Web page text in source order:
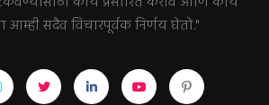
आम्ही सदैव विचारपूर्वक निर्णय घेतो."